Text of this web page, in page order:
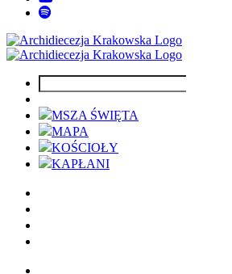
MSZA ŚWIĘTA
MAPA
KOŚCIOŁY
KAPŁANI